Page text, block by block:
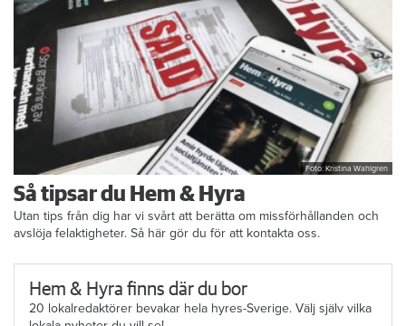
Foto: Kristina Wahlgren
Så tipsar du Hem & Hyra
Utan tips från dig har vi svårt att berätta om missförhållanden och
avslöja felaktigheter. Så här gör du för att kontakta oss.
Hem & Hyra finns där du bor
20 lokalredaktörer bevakar hela hyres-Sverige. Välj själv vilka